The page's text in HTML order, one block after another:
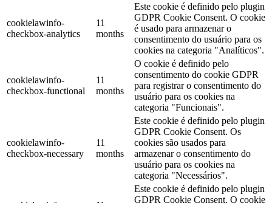
cookielawinfo-
checkbox-analytics
11
months
Este cookie é definido pelo plugin
GDPR Cookie Consent. O cookie
é usado para armazenar o
consentimento do usuário para os
cookies na categoria "Analíticos".
cookielawinfo-
checkbox-functional
11
months
O cookie é definido pelo
consentimento do cookie GDPR
para registrar o consentimento do
usuário para os cookies na
categoria "Funcionais".
cookielawinfo-
checkbox-necessary
11
months
Este cookie é definido pelo plugin
GDPR Cookie Consent. Os
cookies são usados ​​para
armazenar o consentimento do
usuário para os cookies na
categoria "Necessários".
Este cookie é definido pelo plugin
GDPR Cookie Consent. O cookie